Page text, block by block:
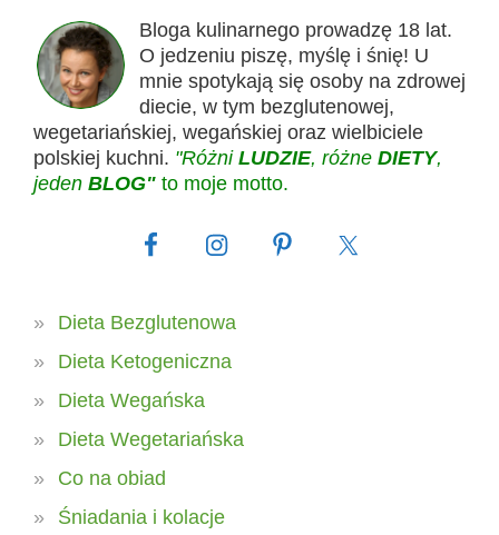
Bloga kulinarnego prowadzę 18 lat.
O jedzeniu piszę, myślę i śnię! U
mnie spotykają się osoby na zdrowej
diecie, w tym bezglutenowej,
wegetariańskiej, wegańskiej oraz wielbiciele
polskiej kuchni. "Różni LUDZIE, różne DIETY,
jeden BLOG" to moje motto.
Dieta Bezglutenowa
Dieta Ketogeniczna
Dieta Wegańska
Dieta Wegetariańska
Co na obiad
Śniadania i kolacje